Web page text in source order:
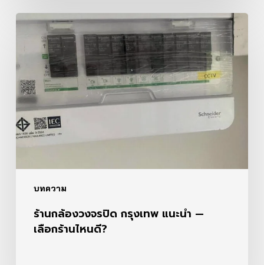
บทความ
ร้าน
วงจรปิด
กรุงเทพ
แนะนำ
—
เลือก
ร้าน
ไหน
ร้านกล้องวงจรปิด กรุงเทพ แนะนำ —
เลือกร้านไหนดี?